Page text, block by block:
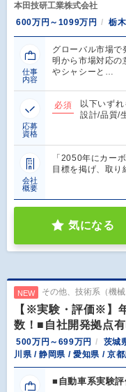
本田技研工業株式会社
600万円～1099万円
栃
仕事
内容
グローバル市場
明から市場対応の
やシャシーと…
応募
資格
必須
以下いず
設計/品質/
会社
概要
「2050年にカー
目標を掲げ、取
気になる
NEW その他、技術系（機
【※実験・評価※】
数！■自社開発拠点
500万円～699万円
茨城
川県 / 静岡県 / 愛知県 / 京
■自動車系実験評